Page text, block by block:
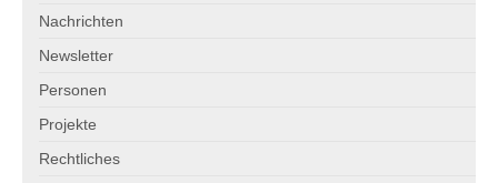
Defibrillator melden
Service
Nachrichten
Newsletter
Personen
Projekte
Rechtliches